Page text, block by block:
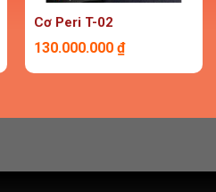
Cơ Peri T-02
130.000.000 ₫